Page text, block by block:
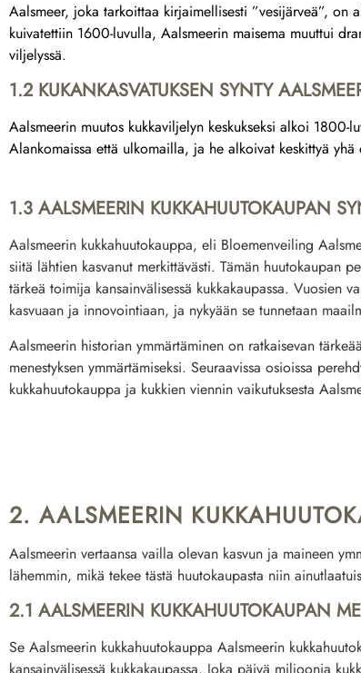
Aalsmeer, joka tarkoittaa kirjaimellisesti ”vesijärveä”, on
kuivatettiin 1600-luvulla, Aalsmeerin maisema muuttui
viljelyssä.
1.2 KUKANKASVATUKSEN SYNTY
Aalsmeerin muutos kukkaviljelyn keskukseksi alkoi
Alankomaissa että ulkomailla, ja he alkoivat keskittyä
1.3 AALSMEERIN KUKKAHUUTOKAUPAN
Aalsmeerin kukkahuutokauppa, eli Bloemenveiling
siitä lähtien kasvanut merkittävästi. Tämän huutokaupan
tärkeä toimija kansainvälisessä kukkakaupassa. Vuosien
kasvuaan ja innovointiaan, ja nykyään se tunnetaan
Aalsmeerin historian ymmärtäminen on ratkaisevan
menestyksen ymmärtämiseksi. Seuraavissa osioissa
kukkahuutokauppa ja kukkien viennin vaikutuksesta
2. AALSMEERIN
Aalsmeerin vertaansa vailla olevan kasvun ja maineen
lähemmin, mikä tekee tästä huutokaupasta niin
2.1 AALSMEERIN KUKKAHUUTOKAUPAN
Se Aalsmeerin kukkahuutokauppa Aalsmeerin
kansainvälisessä kukkakaupassa. Joka päivä miljoonia